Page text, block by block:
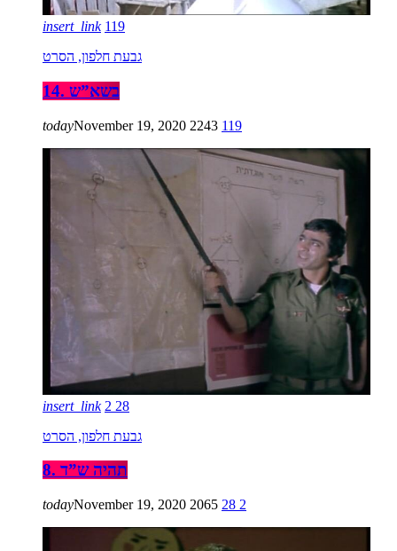
insert_link 119
גבעת חלפון, הסרט
14. בשא”ש
todayNovember 19, 2020 2243 119
insert_link 2 28
גבעת חלפון, הסרט
8. תהיה ש”ד
todayNovember 19, 2020 2065 28 2